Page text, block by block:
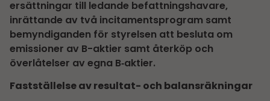
ersättningar till ledande befattningshavare,
inrättande av två incitamentsprogram samt
bemyndiganden för styrelsen att besluta om
emissioner av B-aktier samt återköp och
överlåtelser av egna B‑aktier.
Fastställelse av resultat- och balansräkningar